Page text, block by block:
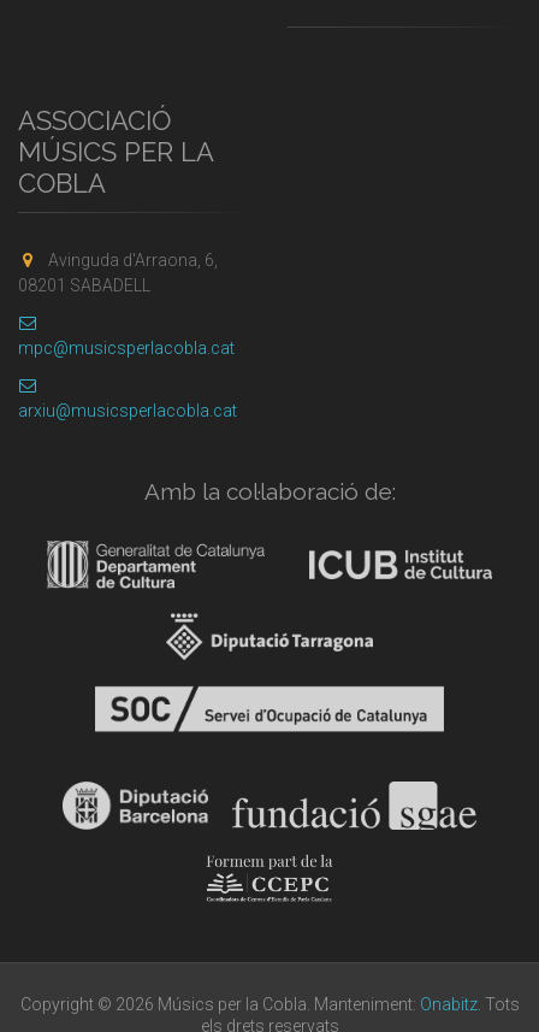
ASSOCIACIÓ
MÚSICS PER LA
COBLA
Avinguda d'Arraona, 6,
08201 SABADELL
mpc@musicsperlacobla.cat
arxiu@musicsperlacobla.cat
Amb la col·laboració de:
Copyright © 2026 Músics per la Cobla. Manteniment: Onabitz. Tots
els drets reservats